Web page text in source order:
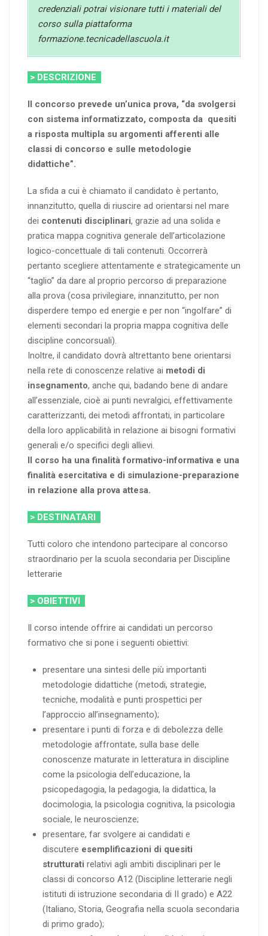
credenziali potrai visionare tutti i materiali del
corso sulla piattaforma
formazione.tecnicadellascuola.it
> DESCRIZIONE
Il concorso prevede un’unica prova, “da svolgersi
con sistema informatizzato, composta da quesiti
a risposta multipla su argomenti afferenti alle
classi di concorso e sulle metodologie
didattiche”.
La sfida a cui è chiamato il candidato è pertanto,
innanzitutto, quella di riuscire ad orientarsi nel mare
dei contenuti disciplinari, grazie ad una solida e
pratica mappa cognitiva generale dell’articolazione
logico-concettuale di tali contenuti. Occorrerà
pertanto scegliere attentamente e strategicamente un
“taglio” da dare al proprio percorso di preparazione
alla prova (cosa privilegiare, innanzitutto, per non
disperdere tempo ed energie e per non “ingolfare” di
elementi secondari la propria mappa cognitiva delle
discipline concorsuali).
Inoltre, il candidato dovrà altrettanto bene orientarsi
nella rete di conoscenze relative ai metodi di
insegnamento, anche qui, badando bene di andare
all’essenziale, cioè ai punti nevralgici, effettivamente
caratterizzanti, dei metodi affrontati, in particolare
della loro applicabilità in relazione ai bisogni formativi
generali e/o specifici degli allievi.
Il corso ha una finalità formativo-informativa e una
finalità esercitativa e di simulazione-preparazione
in relazione alla prova attesa.
> DESTINATARI
Tutti coloro che intendono partecipare al concorso
straordinario per la scuola secondaria per Discipline
letterarie
> OBIETTIVI
Il corso intende offrire ai candidati un percorso
formativo che si pone i seguenti obiettivi:
presentare una sintesi delle più importanti
metodologie didattiche (metodi, strategie,
tecniche, modalità e punti prospettici per
l’approccio all’insegnamento);
presentare i punti di forza e di debolezza delle
metodologie affrontate, sulla base delle
conoscenze maturate in letteratura in discipline
come la psicologia dell’educazione, la
psicopedagogia, la pedagogia, la didattica, la
docimologia, la psicologia cognitiva, la psicologia
sociale, le neuroscienze;
presentare, far svolgere ai candidati e
discutere esemplificazioni di quesiti
strutturati relativi agli ambiti disciplinari per le
classi di concorso A12 (Discipline letterarie negli
istituti di istruzione secondaria di II grado) e A22
(Italiano, Storia, Geografia nella scuola secondaria
di primo grado);